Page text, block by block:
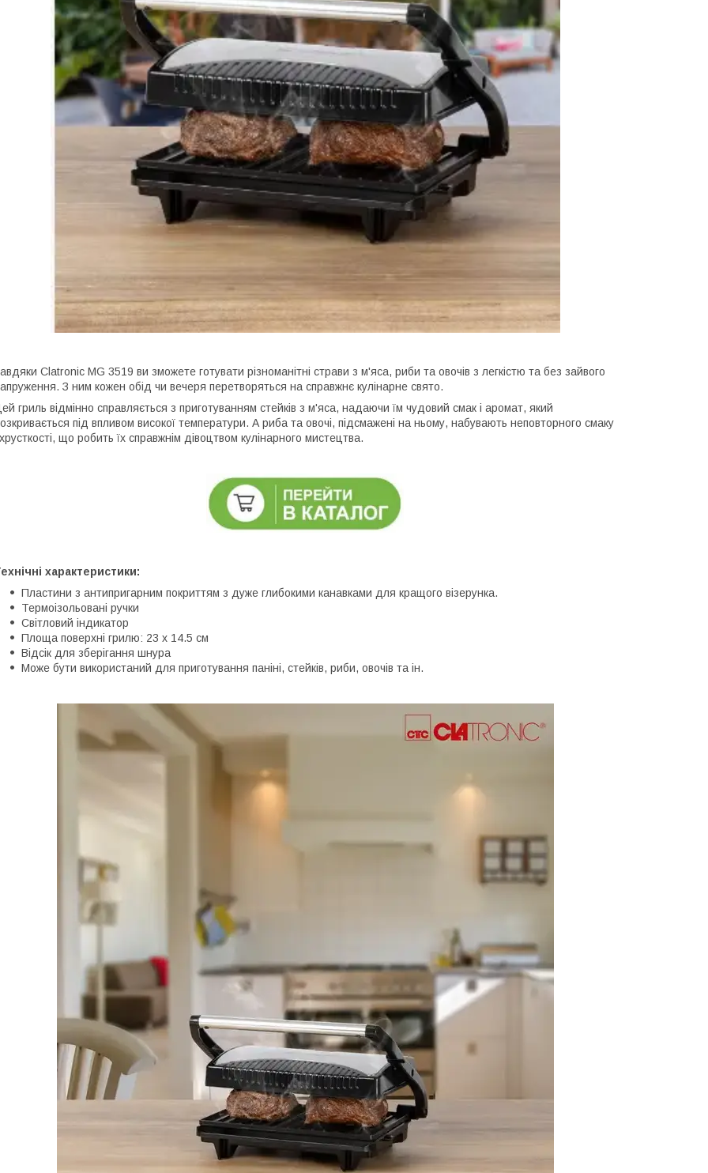
Clatronic MG 3519 ви зможете готувати різноманітні страви з м'яса, риби та овочів з легкістю та без зайвого
З ним кожен обід чи вечеря перетворяться на справжнє кулінарне свято.
гриль відмінно справляється з приготуванням стейків з м'яса, надаючи їм чудовий смак і аромат, який
під впливом високої температури. А риба та овочі, підсмажені на ньому, набувають неповторного смаку
хрусткості, що робить їх справжнім дівоцтвом кулінарного мистецтва.
характеристики:
Пластини з антипригарним покриттям з дуже глибокими канавками для кращого візерунка.
Термоізольовані ручки
Світловий індикатор
Площа поверхні грилю: 23 x 14.5 см
Відсік для зберігання шнура
Може бути використаний для приготування паніні, стейків, риби, овочів та ін.